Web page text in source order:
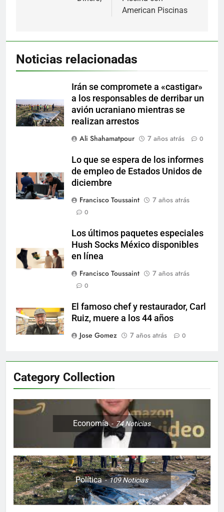
American Piscinas
Noticias relacionadas
Irán se compromete a «castigar»
a los responsables de derribar un
avión ucraniano mientras se
realizan arrestos
Ali Shahamatpour
7 años atrás 0
Lo que se espera de los informes
de empleo de Estados Unidos de
diciembre
Francisco Toussaint
7 años atrás
0
Los últimos paquetes especiales
Hush Socks México disponibles
en línea
Francisco Toussaint
7 años atrás
0
El famoso chef y restaurador, Carl
Ruiz, muere a los 44 años
Jose Gomez
7 años atrás 0
Category Collection
Economía 74Noticias
Política 109Noticias